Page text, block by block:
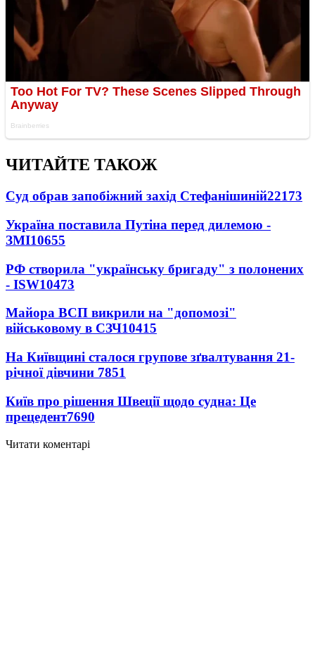
ЧИТАЙТЕ ТАКОЖ
Суд обрав запобіжний захід Стефанішиній22173
Україна поставила Путіна перед дилемою -
ЗМІ10655
РФ створила "українську бригаду" з полонених
- ISW10473
Майора ВСП викрили на "допомозі"
військовому в СЗЧ10415
На Київщині сталося групове зґвалтування 21-
річної дівчини 7851
Київ про рішення Швеції щодо судна: Це
прецедент7690
Читати коментарі